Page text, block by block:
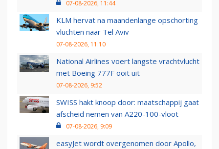
07-08-2026, 11:44
KLM hervat na maandenlange opschorting
vluchten naar Tel Aviv
07-08-2026, 11:10
National Airlines voert langste vrachtvlucht
met Boeing 777F ooit uit
07-08-2026, 9:52
SWISS hakt knoop door: maatschappij gaat
afscheid nemen van A220-100-vloot
07-08-2026, 9:09
easyJet wordt overgenomen door Apollo,